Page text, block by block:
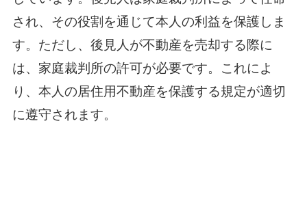
され、その役割を通じて本人の利益を保護しま
す。ただし、後見人が不動産を売却する際に
は、家庭裁判所の許可が必要です。これによ
り、本人の居住用不動産を保護する規定が適切
に遵守されます。